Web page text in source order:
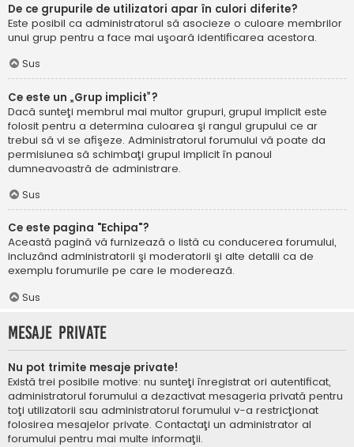
De ce grupurile de utilizatori apar în culori diferite?
Este posibil ca administratorul să asocieze o culoare membrilor
unui grup pentru a face mai uşoară identificarea acestora.
Sus
Ce este un „Grup implicit”?
Dacă sunteţi membrul mai multor grupuri, grupul implicit este
folosit pentru a determina culoarea şi rangul grupului ce ar
trebui să vi se afişeze. Administratorul forumului vă poate da
permisiunea să schimbaţi grupul implicit în panoul
dumneavoastră de administrare.
Sus
Ce este pagina "Echipa"?
Această pagină vă furnizează o listă cu conducerea forumului,
incluzând administratorii şi moderatorii şi alte detalii ca de
exemplu forumurile pe care le moderează.
Sus
Mesaje private
Nu pot trimite mesaje private!
Există trei posibile motive: nu sunteţi înregistrat ori autentificat,
administratorul forumului a dezactivat mesageria privată pentru
toţi utilizatorii sau administratorul forumului v-a restricţionat
folosirea mesajelor private. Contactaţi un administrator al
forumului pentru mai multe informaţii.